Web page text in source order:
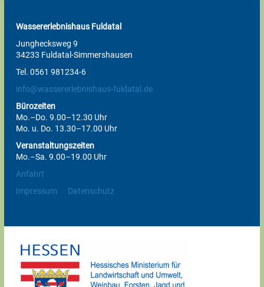
Wassererlebnishaus Fuldatal
Junghecksweg 9
34233 Fuldatal-Simmershausen
Tel. 0561 981234-6
info@wassererlebnishaus-fuldatal.de
Bürozeiten
Mo.–Do. 9.00–12.30 Uhr
Mo. u. Do. 13.30–17.00 Uhr
Veranstaltungszeiten
Mo.–Sa. 9.00–19.00 Uhr
Anfahrt
Impressum
Datenschutz